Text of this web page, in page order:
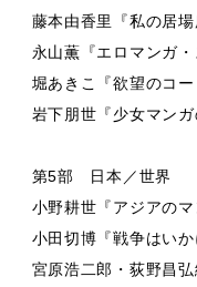
藤本由香里『私の居場
永山薫『エロマンガ・
堀あきこ『欲望のコー
岩下朋世『少女マンガ
第5部 日本／世界
小野耕世『アジアのマ
小田切博『戦争はいか
宮原浩二郎・荻野昌弘